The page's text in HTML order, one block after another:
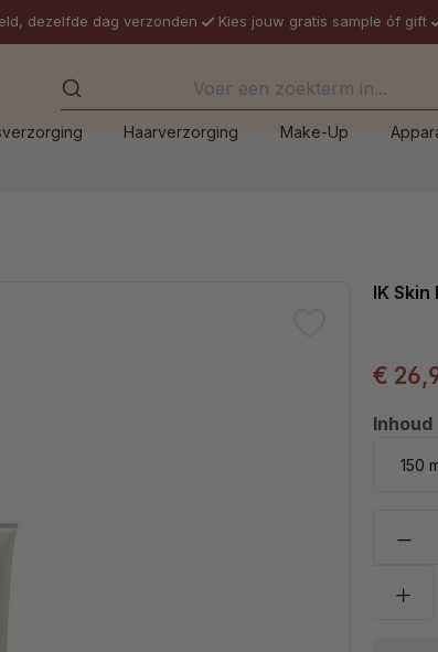
dezelfde dag verzonden Kies jouw gratis sample óf gift
Haarverzorging Make-Up
IK Skin
€
Inhoud